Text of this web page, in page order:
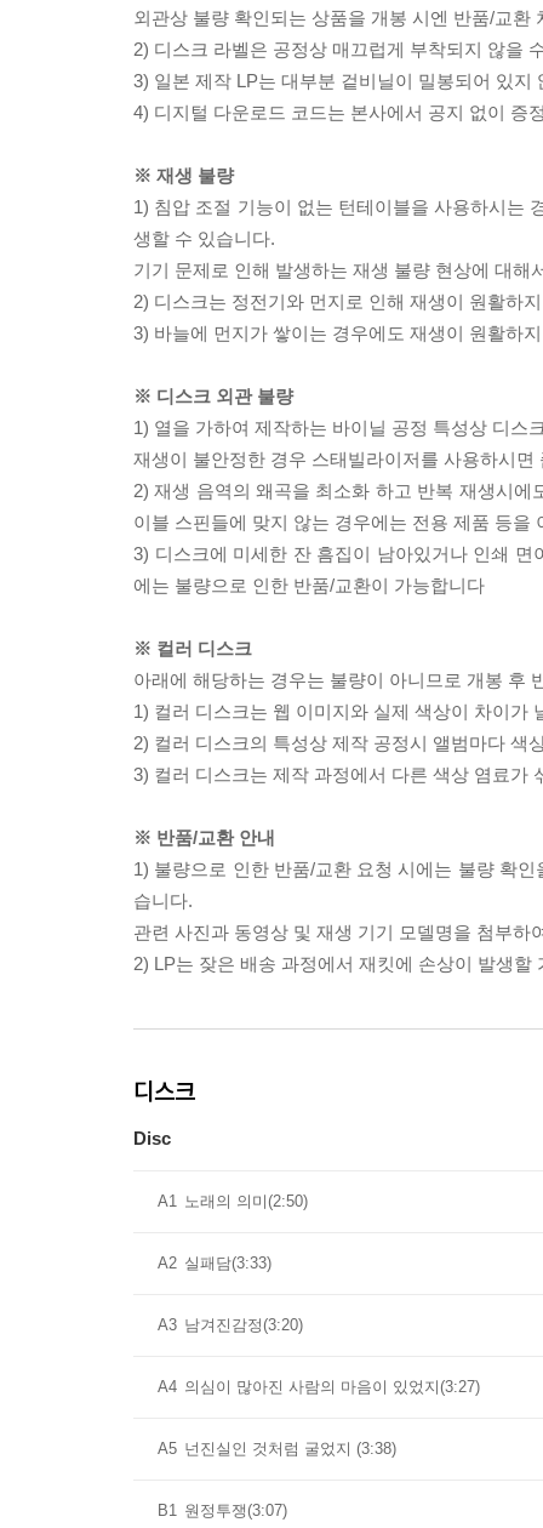
외관상 불량 확인되는 상품을 개봉 시엔 반품/교환
2) 디스크 라벨은 공정상 매끄럽게 부착되지 않을
3) 일본 제작 LP는 대부분 겉비닐이 밀봉되어 있지
4) 디지털 다운로드 코드는 본사에서 공지 없이 증
※ 재생 불량
1) 침압 조절 기능이 없는 턴테이블을 사용하시는
생할 수 있습니다.
기기 문제로 인해 발생하는 재생 불량 현상에 대
2) 디스크는 정전기와 먼지로 인해 재생이 원활하
3) 바늘에 먼지가 쌓이는 경우에도 재생이 원활하
※ 디스크 외관 불량
1) 열을 가하여 제작하는 바이닐 공정 특성상 디스
재생이 불안정한 경우 스태빌라이저를 사용하시
2) 재생 음역의 왜곡을 최소화 하고 반복 재생시
이블 스핀들에 맞지 않는 경우에는 전용 제품 등
3) 디스크에 미세한 잔 흠집이 남아있거나 인쇄
에는 불량으로 인한 반품/교환이 가능합니다
※ 컬러 디스크
아래에 해당하는 경우는 불량이 아니므로 개봉 후
1) 컬러 디스크는 웹 이미지와 실제 색상이 차이가
2) 컬러 디스크의 특성상 제작 공정시 앨범마다 색
3) 컬러 디스크는 제작 과정에서 다른 색상 염료가
※ 반품/교환 안내
1) 불량으로 인한 반품/교환 요청 시에는 불량 확
습니다.
관련 사진과 동영상 및 재생 기기 모델명을 첨부하
2) LP는 잦은 배송 과정에서 재킷에 손상이 발생
디스크
Disc
A1 노래의 의미(2:50)
A2 실패담(3:33)
A3 남겨진감정(3:20)
A4 의심이 많아진 사람의 마음이 있었지(3:27)
A5 넌진실인 것처럼 굴었지 (3:38)
B1 원정투쟁(3:07)